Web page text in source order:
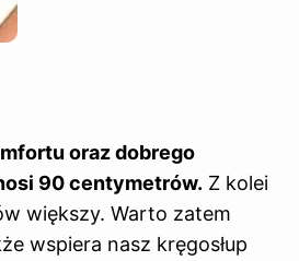
oraz dobrego
90 centymetrów. Z kolei
większy. Warto zatem
wspiera nasz kręgosłup